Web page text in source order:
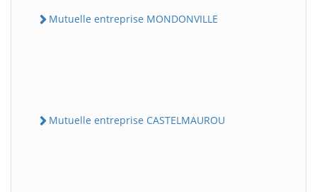
Mutuelle entreprise MONDONVILLE
Mutuelle entreprise CASTELMAUROU